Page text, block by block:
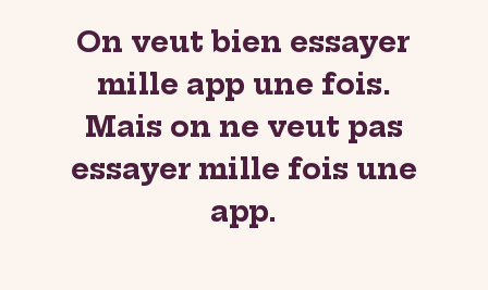
On veut bien essayer
mille app une fois.
Mais on ne veut pas
essayer mille fois une
app.